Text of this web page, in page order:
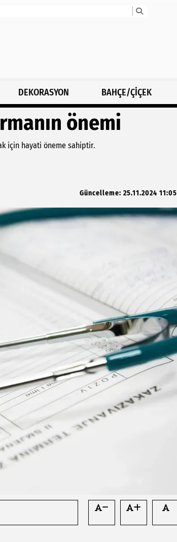
DEKORASYON BAHÇE/ÇİÇEK
önemi
için hayati öneme sahiptir.
Güncelleme: 25.11.2024 11:05